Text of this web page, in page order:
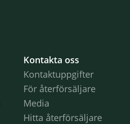
Kontakta oss
Kontaktuppgifter
För återförsäljare
Media
Hitta återförsäljare